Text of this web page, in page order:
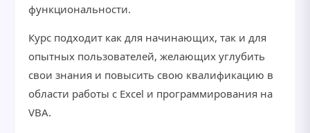
функциональности.
Курс подходит как для начинающих, так и для
опытных пользователей, желающих углубить
свои знания и повысить свою квалификацию в
области работы с Excel и программирования на
VBA.